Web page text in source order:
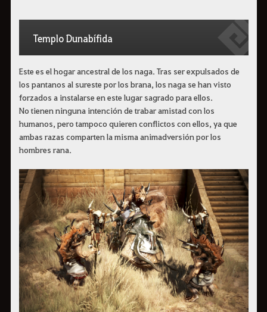
Templo Dunabífida
Este es el hogar ancestral de los naga. Tras ser expulsados de
los pantanos al sureste por los brana, los naga se han visto
forzados a instalarse en este lugar sagrado para ellos.
No tienen ninguna intención de trabar amistad con los
humanos, pero tampoco quieren conflictos con ellos, ya que
ambas razas comparten la misma animadversión por los
hombres rana.